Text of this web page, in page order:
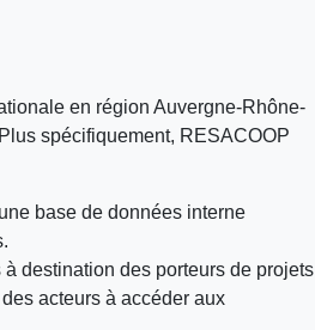
en région Auvergne-Rhône-
spécifiquement, RESACOOP
base de données interne
destination des porteurs de projets
acteurs à accéder aux